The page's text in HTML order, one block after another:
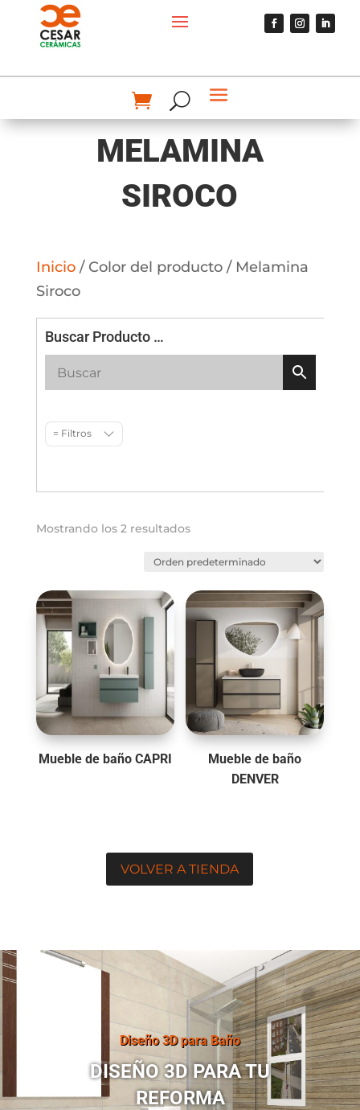
MELAMINA
SIROCO
Inicio/ Color del producto / Melamina
Siroco
Buscar Producto …
= Filtros
Mostrando los 2 resultados
Mueble de baño CAPRI
Mueble de baño
DENVER
VOLVER A TIENDA
Diseño 3D para Baño
DISEÑO 3D PARA TU
REFORMA